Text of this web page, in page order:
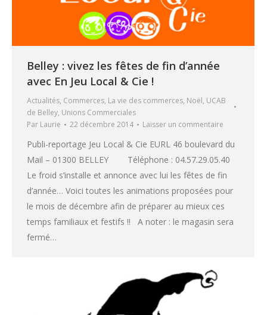
Belley : vivez les fêtes de fin d’année
avec En Jeu Local & Cie !
Actualités, Commerces, La vie des commerces, Noël, UCAB
de Belley, Unions Commerciales
Par Laurie 22 décembre 2014 Laisser un commentaire
Publi-reportage Jeu Local & Cie EURL 46 boulevard du
Mail – 01300 BELLEY Téléphone : 04.57.29.05.40
Le froid s’installe et annonce avec lui les fêtes de fin
d’année… Voici toutes les animations proposées pour
le mois de décembre afin de préparer au mieux ces
temps familiaux et festifs !! A noter : le magasin sera
fermé…